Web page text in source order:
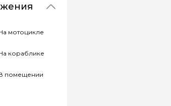
мотоцикле
кораблике
помещении
персональных данных
Отправить